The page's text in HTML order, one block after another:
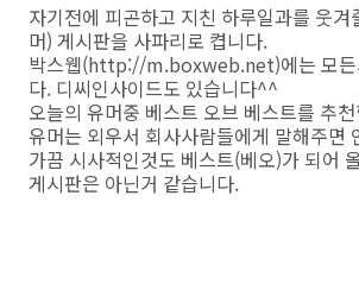
자기전에 피곤하고 지친 하루일과를 웃겨
머) 게시판을 사파리로 켭니다.
박스웹(http://m.boxweb.net)에는 모든
다. 디씨인사이드도 있습니다^^
오늘의 유머중 베스트 오브 베스트를 추
유머는 외우서 회사사람들에게 말해주면
가끔 시사적인것도 베스트(베오)가 되어
게시판은 아닌거 같습니다.